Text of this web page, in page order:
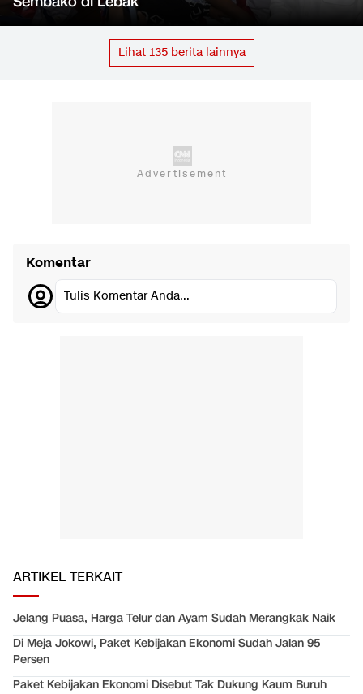
Lihat 135berita lainnya
Komentar
Tulis Komentar Anda...
ARTIKEL TERKAIT
Jelang Puasa, Harga Telur dan Ayam Sudah Merangkak Naik
Di Meja Jokowi, Paket Kebijakan Ekonomi Sudah Jalan 95
Persen
Paket Kebijakan Ekonomi Disebut Tak Dukung Kaum Buruh